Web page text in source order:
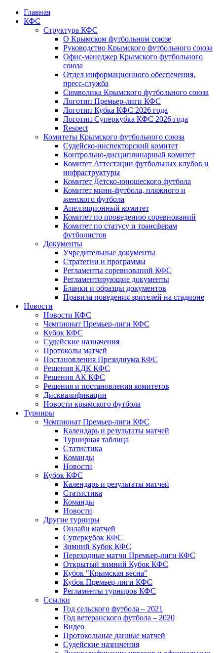
Главная
КФС
Структура КФС
О Крымском футбольном союзе
Руководство Крымского футбольного союза
Офис-менеджер Крымского футбольного
союза
Отдел информационного обеспечения,
пресс-служба
Символика Крымского футбольного союза
Логотип Премьер-лиги КФС
Логотип Кубка КФС 2026 года
Логотип Суперкубка КФС 2026 года
Respect
Комитеты Крымского футбольного союза
Судейско-инспекторский комитет
Контрольно-дисциплинарный комитет
Комитет Аттестации футбольных клубов и
инфраструктуры
Комитет Детско-юношеского футбола
Комитет мини-футбола, пляжного и
женского футбола
Апелляционный комитет
Комитет по проведению соревнований
Комитет по статусу и трансферам
футболистов
Документы
Учредительные документы
Стратегии и программы
Регламенты соревнований КФС
Регламентирующие документы
Бланки и образцы документов
Правила поведения зрителей на стадионе
Новости
Новости КФС
Чемпионат Премьер-лиги КФС
Кубок КФС
Судейские назначения
Протоколы матчей
Постановления Президиума КФС
Решения КДК КФС
Решения АК КФС
Решения и постановления комитетов
Дисквалификации
Новости крымского футбола
Турниры
Чемпионат Премьер-лиги КФС
Календарь и результаты матчей
Турнирная таблица
Статистика
Команды
Новости
Кубок КФС
Календарь и результаты матчей
Статистика
Команды
Новости
Другие турниры
Онлайн матчей
Суперкубок КФС
Зимний Кубок КФС
Переходные матчи Премьер-лиги КФС
Открытый зимний Кубок КФС
Кубок "Крымская весна"
Кубок Премьер-лиги КФС
Регламенты турниров КФС
Ссылки
Год сельского футбола – 2021
Год ветеранского футбола – 2020
Видео
Протокольные данные матчей
Судейские назначения